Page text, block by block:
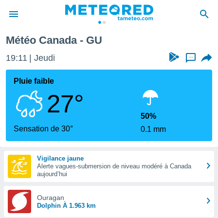
de
par
Météo Canada - GU
19:11 Jeudi ...
Pluie faible
27°
Sensation de 30°
50%
0.1 mm
Vigilance jaune
Alerte vagues-submersion de niveau modéré à Canada
aujourd’hui
Ouragan
Dolphin À 1.963 km